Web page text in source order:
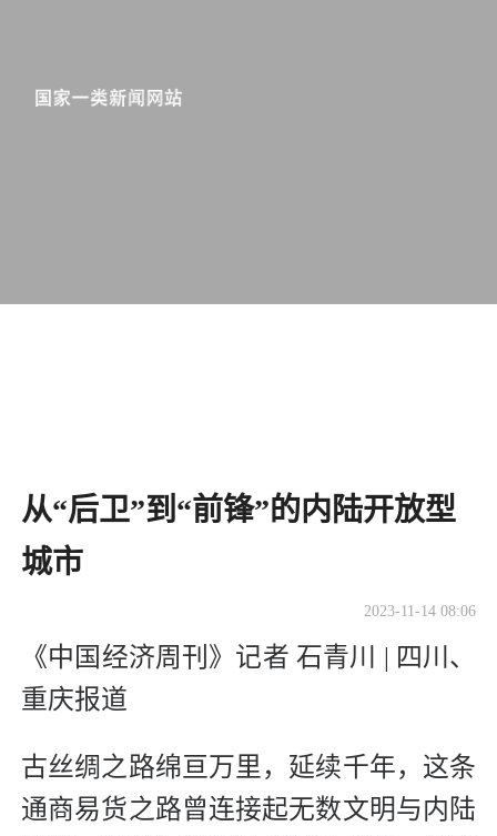
从“后卫”到“前锋”的内陆开放型
城市
2023-11-14 08:06
《中国经济周刊》记者 石青川 | 四川、
重庆报道
古丝绸之路绵亘万里，延续千年，这条
通商易货之路曾连接起无数文明与内陆